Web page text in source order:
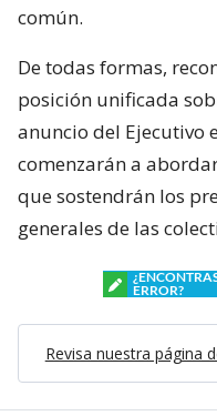
común.
De todas formas,
posición unificada
anuncio del Ejecutivo
comenzarán a
que sostendrán los
generales de las
ERROR?
Revisa nuestra página